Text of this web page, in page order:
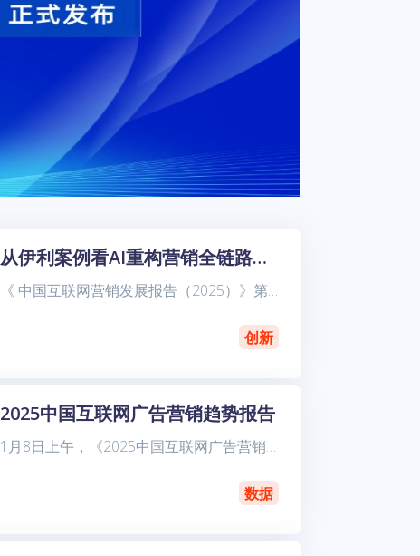
从伊利案例看AI重构营销全链路的可行路径| 报告研读
《 中国互联网营销发展报告（2025）》第六部分“中国互联网营销案例”中，伊利与阿里妈妈共建的“全链路AI营销闭环”值得重点关注。这一案例展示了乳业品牌如何借助大模型、AIGC、实时数据洞察等
创新
2025中国互联网广告营销趋势报告
1月8日上午，《2025中国互联网广告营销趋势报告》发布会在京师大厦成功举办。《报告》由中关村互动营销实验室（简称“实验室”）联合秒针营销科学院、北京师范大学新闻传播学院共同发布。来自互联网业界
数据